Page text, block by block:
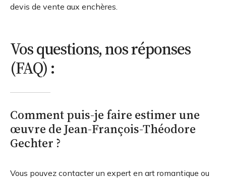
devis de vente aux enchères.
Vos questions, nos réponses
(FAQ) :
Comment puis-je faire estimer une
œuvre de Jean-François-Théodore
Gechter ?
Vous pouvez contacter un expert en art romantique ou